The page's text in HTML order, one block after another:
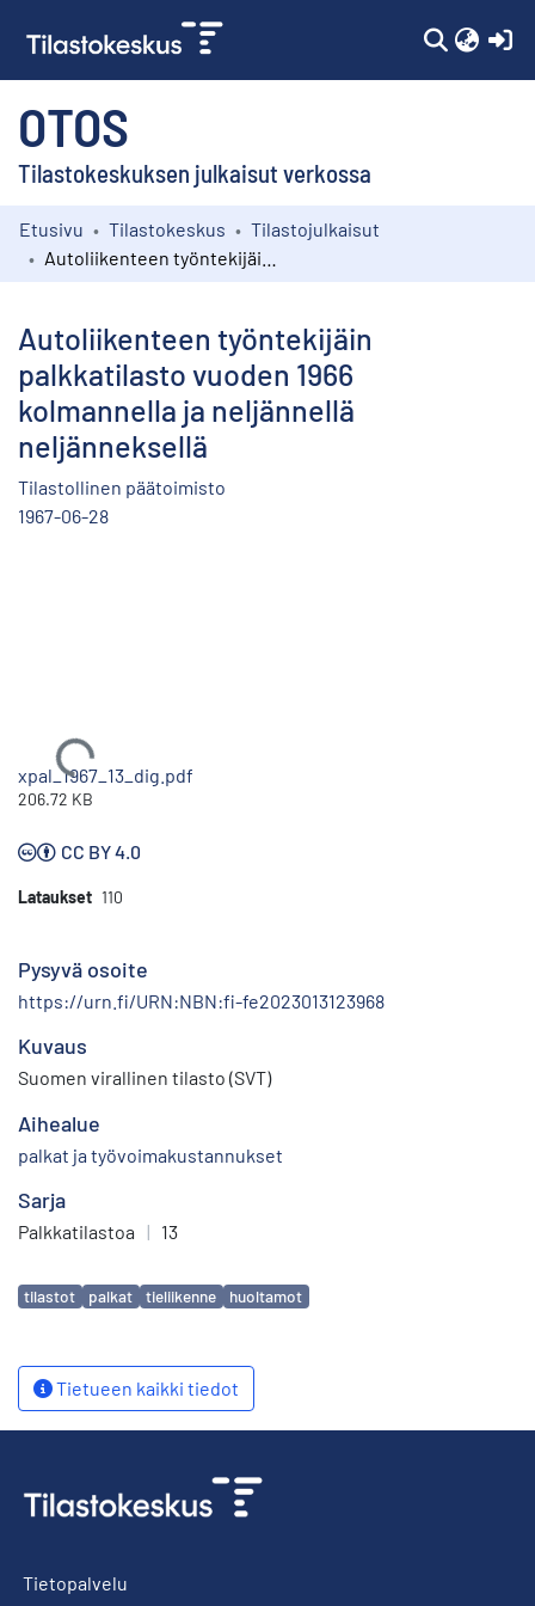
OTOS
Tilastokeskuksen julkaisut verkossa
Kokoelmat
Etusivu Tilastokeskus
Tilastojulkaisut
Autoliikenteen työntekijäin
palkkatilasto vuoden 1966
kolmannella ja neljännellä
neljänneksellä
Tilastollinen päätoimisto
1967-06-28
Ladataan...
xpal_1967_13_dig.pdf
206.72 KB
CC BY 4.0
Lataukset 110
Pysyvä osoite
https://urn.fi/URN:NBN:fi-fe2023013123968
Kuvaus
Suomen virallinen tilasto (SVT)
Aihealue
palkat ja työvoimakustannukset
Sarja
Palkkatilastoa | 13
Avainsanat
tilastot palkat tieliikenne huoltamot
Tietueen kaikki tiedot
Tietopalvelu